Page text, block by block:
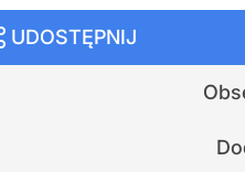
UDOSTĘPNIJ